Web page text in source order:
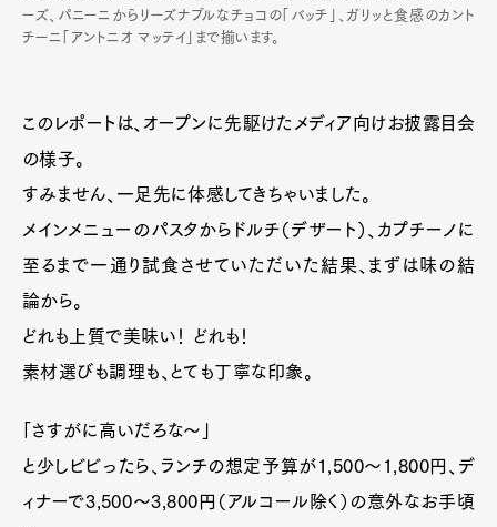
ーズ、パニーニからリーズナブルなチョコの「バッチ」、ガリッと食感のカント
チーニ「アントニオ マッテイ」まで揃います。
このレポートは、オープンに先駆けたメディア向けお披露目会
の様子。
すみません、一足先に体感してきちゃいました。
メインメニューのパスタからドルチ（デザート）、カプチーノに
至るまで一通り試食させていただいた結果、まずは味の結
論から。
どれも上質で美味い！ どれも！
素材選びも調理も、とても丁寧な印象。
「さすがに高いだろな〜」
と少しビビったら、ランチの想定予算が1,500〜1,800円、デ
ィナーで3,500〜3,800円（アルコール除く）の意外なお手頃